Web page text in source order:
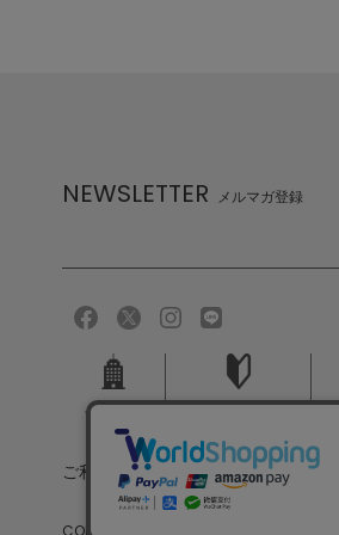
NEWSLETTER メルマガ登録
会社概要 ご利用ガイド
ご利用規約 個人情報保護方針